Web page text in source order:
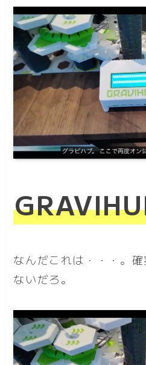
なんだこれは・・・。
ないだろ。